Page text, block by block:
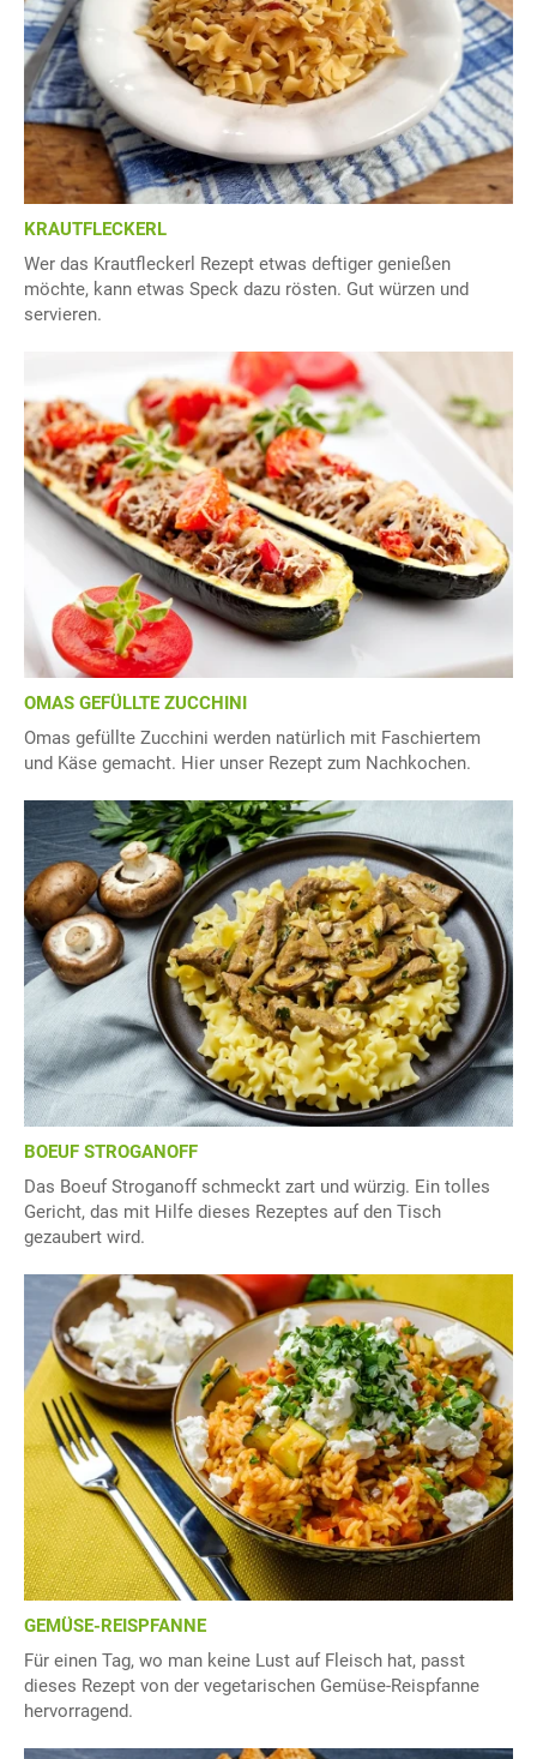
KRAUTFLECKERL
Wer das Krautfleckerl Rezept etwas deftiger genießen
möchte, kann etwas Speck dazu rösten. Gut würzen und
servieren.
OMAS GEFÜLLTE ZUCCHINI
Omas gefüllte Zucchini werden natürlich mit Faschiertem
und Käse gemacht. Hier unser Rezept zum Nachkochen.
BOEUF STROGANOFF
Das Boeuf Stroganoff schmeckt zart und würzig. Ein tolles
Gericht, das mit Hilfe dieses Rezeptes auf den Tisch
gezaubert wird.
GEMÜSE-REISPFANNE
Für einen Tag, wo man keine Lust auf Fleisch hat, passt
dieses Rezept von der vegetarischen Gemüse-Reispfanne
hervorragend.